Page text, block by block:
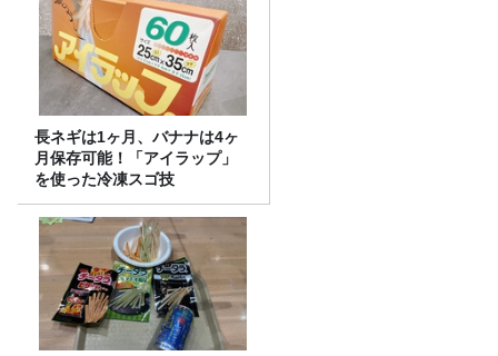
長ネギは1ヶ月、バナナは4ヶ
月保存可能！「アイラップ」
を使った冷凍スゴ技